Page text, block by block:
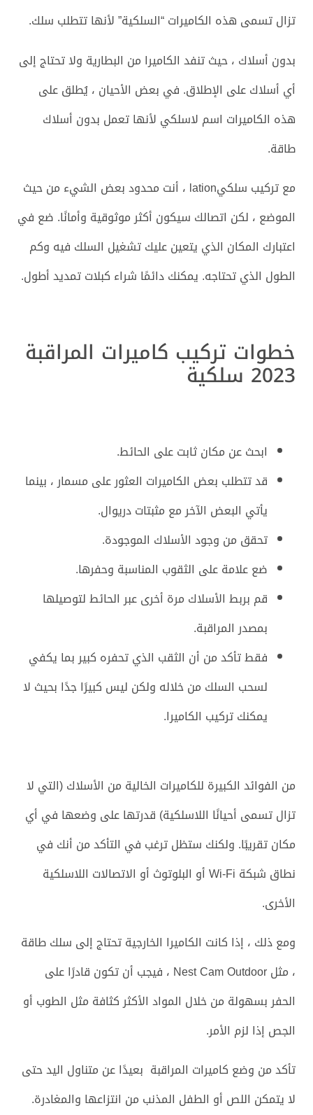
تزال تسمى هذه الكاميرات “السلكية” لأنها تتطلب سلك.
بدون أسلاك ، حيث تنفد الكاميرا من البطارية ولا تحتاج إلى
أي أسلاك على الإطلاق. في بعض الأحيان ، يُطلق على
هذه الكاميرات اسم لاسلكي لأنها تعمل بدون أسلاك
طاقة.
مع تركيب سلكيlation ، أنت محدود بعض الشيء من حيث
الموضع ، لكن اتصالك سيكون أكثر موثوقية وأمانًا. ضع في
اعتبارك المكان الذي يتعين عليك تشغيل السلك فيه وكم
الطول الذي تحتاجه. يمكنك دائمًا شراء كبلات تمديد أطول.
خطوات تركيب كاميرات المراقبة
2023 سلكية
ابحث عن مكان ثابت على الحائط.
قد تتطلب بعض الكاميرات العثور على مسمار ، بينما
يأتي البعض الآخر مع مثبتات دريوال.
تحقق من وجود الأسلاك الموجودة.
ضع علامة على الثقوب المناسبة وحفرها.
قم بربط الأسلاك مرة أخرى عبر الحائط لتوصيلها
بمصدر المراقبة.
فقط تأكد من أن الثقب الذي تحفره كبير بما يكفي
لسحب السلك من خلاله ولكن ليس كبيرًا جدًا بحيث لا
يمكنك تركيب الكاميرا.
من الفوائد الكبيرة للكاميرات الخالية من الأسلاك (التي لا
تزال تسمى أحيانًا اللاسلكية) قدرتها على وضعها في أي
مكان تقريبًا. ولكنك ستظل ترغب في التأكد من أنك في
نطاق شبكة Wi-Fi أو البلوتوث أو الاتصالات اللاسلكية
الأخرى.
ومع ذلك ، إذا كانت الكاميرا الخارجية تحتاج إلى سلك طاقة
، مثل Nest Cam Outdoor ، فيجب أن تكون قادرًا على
الحفر بسهولة من خلال المواد الأكثر كثافة مثل الطوب أو
الجص إذا لزم الأمر.
تأكد من وضع كاميرات المراقبة بعيدًا عن متناول اليد حتى
لا يتمكن اللص أو الطفل المذنب من انتزاعها والمغادرة.